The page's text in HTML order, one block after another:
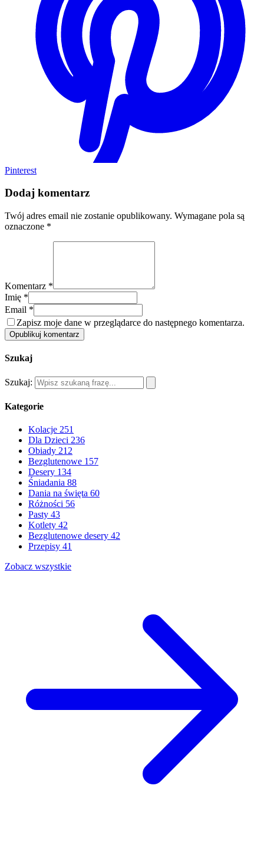
Pinterest
Dodaj komentarz
Twój adres email nie zostanie opublikowany. Wymagane pola są
oznaczone *
Komentarz *
Imię *
Email *
Zapisz moje dane w przeglądarce do następnego komentarza.
Opublikuj komentarz
Szukaj
Szukaj:
Kategorie
Kolacje 251
Dla Dzieci 236
Obiady 212
Bezglutenowe 157
Desery 134
Śniadania 88
Dania na święta 60
Różności 56
Pasty 43
Kotlety 42
Bezglutenowe desery 42
Przepisy 41
Zobacz wszystkie